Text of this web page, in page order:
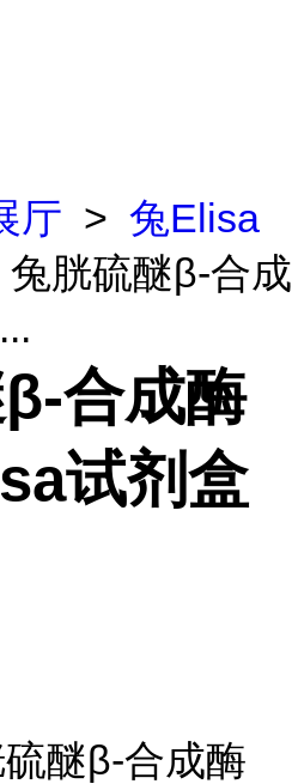
厅 > 兔Elisa
兔胱硫醚β-合成
合成酶
试剂盒
醚β-合成酶